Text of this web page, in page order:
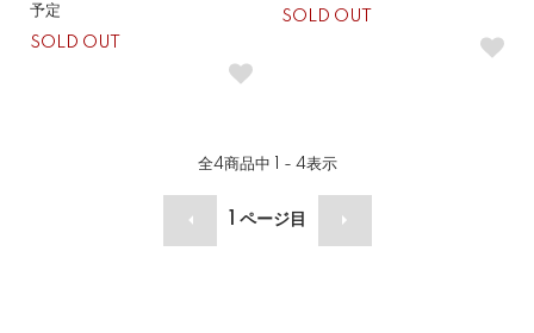
予定
SOLD OUT
SOLD OUT
全4商品中 1 - 4表示
ページ目